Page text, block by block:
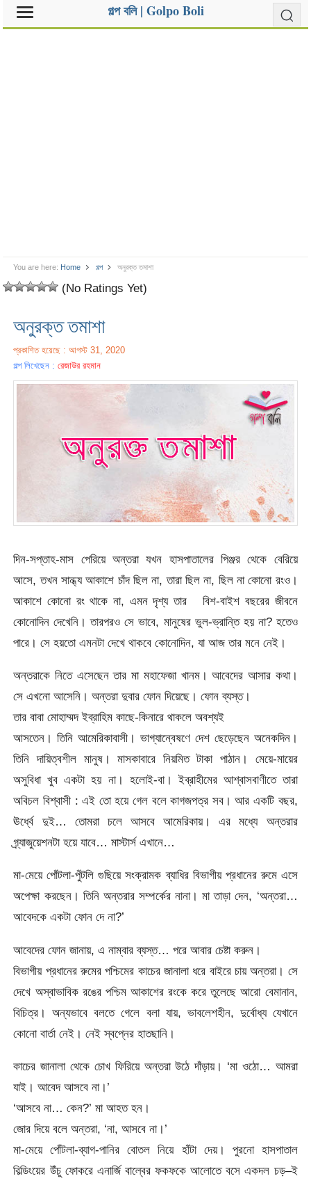
গল্প বলি | Golpo Boli
You are here: Home গল্প অনুরক্ত তমাশা
(No Ratings Yet)
অনুরক্ত তমাশা
প্রকাশিত হয়েছে : আগস্ট 31, 2020
গল্প লিখেছেন :রেজাউর রহমান
দিন-সপ্তাহ-মাস পেরিয়ে অন্তরা যখন হাসপাতালের পিঞ্জর থেকে বেরিয়ে
আসে, তখন সান্ধ্য আকাশে চাঁদ ছিল না, তারা ছিল না, ছিল না কোনো রংও।
আকাশে কোনো রং থাকে না, এমন দৃশ্য তার বিশ-বাইশ বছরের জীবনে
কোনোদিন দেখেনি। তারপরও সে ভাবে, মানুষের ভুল-ভ্রান্তি হয় না? হতেও
পারে। সে হয়তো এমনটা দেখে থাকবে কোনোদিন, যা আজ তার মনে নেই।
অন্তরাকে নিতে এসেছেন তার মা মহাফেজা খানম। আবেদের আসার কথা।
সে এখনো আসেনি। অন্তরা দুবার ফোন দিয়েছে। ফোন ব্যস্ত।
তার বাবা মোহাম্মদ ইব্রাহিম কাছে-কিনারে থাকলে অবশ্যই
আসতেন। তিনি আমেরিকাবাসী। ভাগ্যান্বেষণে দেশ ছেড়েছেন অনেকদিন।
তিনি দায়িত্বশীল মানুষ। মাসকাবারে নিয়মিত টাকা পাঠান। মেয়ে-মায়ের
অসুবিধা খুব একটা হয় না। হলোই-বা। ইব্রাহীমের আশ্বাসবাণীতে তারা
অবিচল বিশ্বাসী : এই তো হয়ে গেল বলে কাগজপত্র সব। আর একটি বছর,
ঊর্ধ্বে দুই… তোমরা চলে আসবে আমেরিকায়। এর মধ্যে অন্তরার
গ্র্যাজুয়েশনটা হয়ে যাবে… মাস্টার্স এখানে…
মা-মেয়ে পোঁটলা-পুঁটলি গুছিয়ে সংক্রামক ব্যাধির বিভাগীয় প্রধানের রুমে এসে
অপেক্ষা করছেন। তিনি অন্তরার সম্পর্কের নানা। মা তাড়া দেন, ‘অন্তরা…
আবেদকে একটা ফোন দে না?’
আবেদের ফোন জানায়, এ নাম্বার ব্যস্ত… পরে আবার চেষ্টা করুন।
বিভাগীয় প্রধানের রুমের পশ্চিমের কাচের জানালা ধরে বাইরে চায় অন্তরা। সে
দেখে অস্বাভাবিক রঙের পশ্চিম আকাশের রংকে করে তুলেছে আরো বেমানান,
বিচিত্র। অন্যভাবে বলতে গেলে বলা যায়, ভাবলেশহীন, দুর্বোধ্য যেখানে
কোনো বার্তা নেই। নেই স্বপ্নের হাতছানি।
কাচের জানালা থেকে চোখ ফিরিয়ে অন্তরা উঠে দাঁড়ায়। ‘মা ওঠো… আমরা
যাই। আবেদ আসবে না।’
‘আসবে না… কেন?’ মা আহত হন।
জোর দিয়ে বলে অন্তরা, ‘না, আসবে না।’
মা-মেয়ে পোঁটলা-ব্যাগ-পানির বোতল নিয়ে হাঁটা দেয়। পুরনো হাসপাতাল
বিল্ডিংয়ের উঁচু ফোকরে এনার্জি বাল্বের ফকফকে আলোতে বসে একদল চড়–ই